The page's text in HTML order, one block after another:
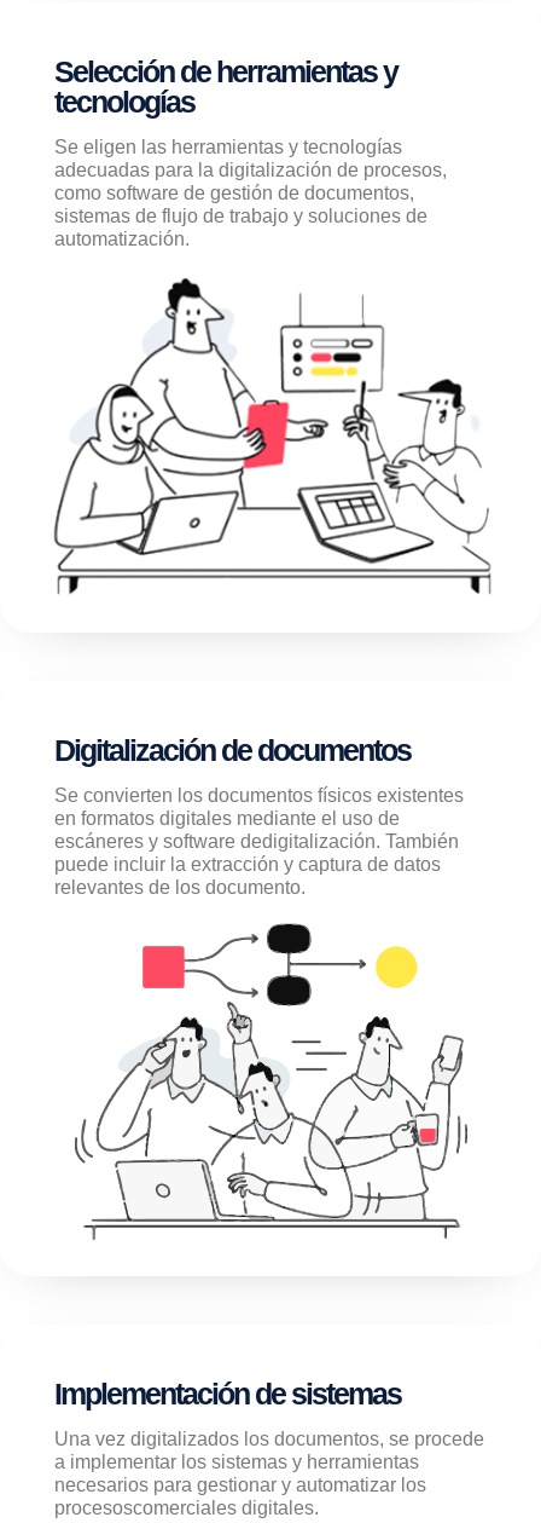
Selección de herramientas y
tecnologías
Se eligen las herramientas y tecnologías
adecuadas para la digitalización de procesos,
como software de gestión de documentos,
sistemas de flujo de trabajo y soluciones de
automatización.
Digitalización de documentos
Se convierten los documentos físicos existentes
en formatos digitales mediante el uso de
escáneres y software dedigitalización. También
puede incluir la extracción y captura de datos
relevantes de los documento.
Implementación de sistemas
Una vez digitalizados los documentos, se procede
a implementar los sistemas y herramientas
necesarios para gestionar y automatizar los
procesoscomerciales digitales.